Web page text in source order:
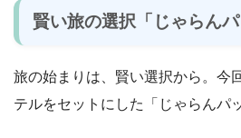
賢い旅の選択「じゃらん
旅の始まりは、賢い選択から。今
テルをセットにした「じゃらんパ